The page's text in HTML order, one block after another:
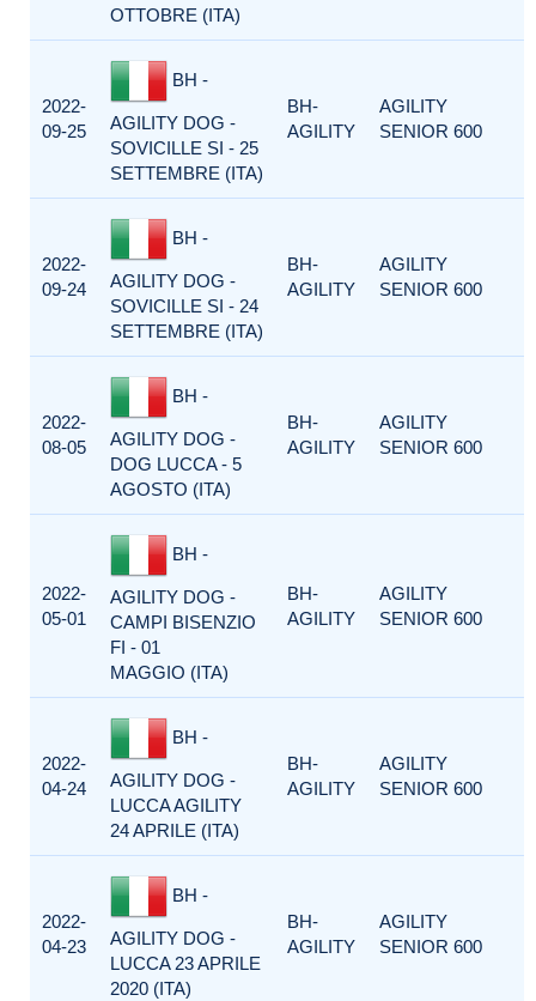
OTTOBRE (ITA)
2022-
09-25
BH -
AGILITY DOG -
SOVICILLE SI - 25
SETTEMBRE (ITA)
BH-
AGILITY
AGILITY
SENIOR 600
2022-
09-24
BH -
AGILITY DOG -
SOVICILLE SI - 24
SETTEMBRE (ITA)
BH-
AGILITY
AGILITY
SENIOR 600
2022-
08-05
BH -
AGILITY DOG -
DOG LUCCA - 5
AGOSTO (ITA)
BH-
AGILITY
AGILITY
SENIOR 600
2022-
05-01
BH -
AGILITY DOG -
CAMPI BISENZIO
FI - 01
MAGGIO (ITA)
BH-
AGILITY
AGILITY
SENIOR 600
2022-
04-24
BH -
AGILITY DOG -
LUCCA AGILITY
24 APRILE (ITA)
BH-
AGILITY
AGILITY
SENIOR 600
2022-
04-23
BH -
AGILITY DOG -
LUCCA 23 APRILE
2020 (ITA)
BH-
AGILITY
AGILITY
SENIOR 600